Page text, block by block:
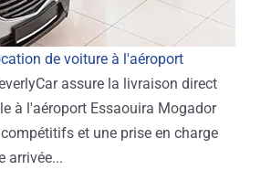
de voiture à l'aéroport
assure la livraison direct
à l'aéroport Essaouira Mogador
et une prise en charge
arrivée...